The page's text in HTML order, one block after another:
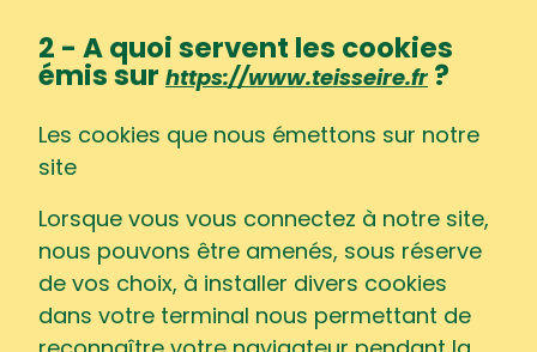
2 - A quoi servent les cookies
émis sur https://www.teisseire.fr?
Les cookies que nous émettons sur notre
site
Lorsque vous vous connectez à notre site,
nous pouvons être amenés, sous réserve
de vos choix, à installer divers cookies
dans votre terminal nous permettant de